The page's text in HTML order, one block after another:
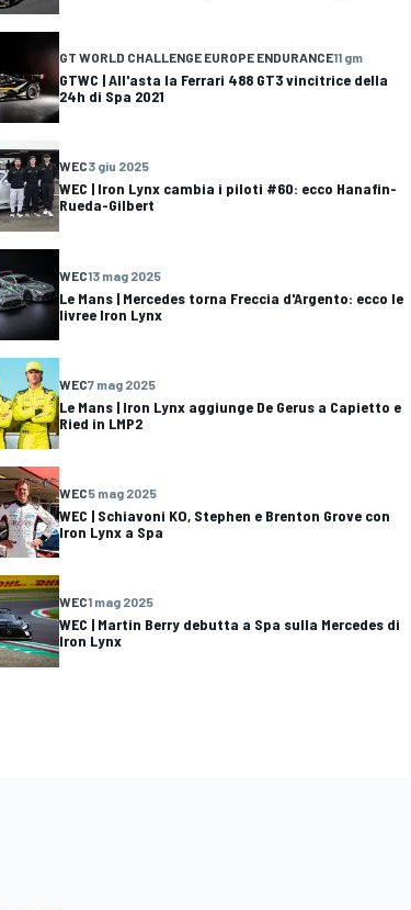
GT WORLD CHALLENGE EUROPE ENDURANCE11 gm
GTWC | All'asta la Ferrari 488 GT3 vincitrice della
24h di Spa 2021
WEC3 giu 2025
WEC | Iron Lynx cambia i piloti #60: ecco Hanafin-
Rueda-Gilbert
WEC13 mag 2025
Le Mans | Mercedes torna Freccia d'Argento: ecco le
livree Iron Lynx
WEC7 mag 2025
Le Mans | Iron Lynx aggiunge De Gerus a Capietto e
Ried in LMP2
WEC5 mag 2025
WEC | Schiavoni KO, Stephen e Brenton Grove con
Iron Lynx a Spa
WEC1 mag 2025
WEC | Martin Berry debutta a Spa sulla Mercedes di
Iron Lynx